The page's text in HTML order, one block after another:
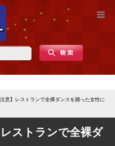
注意】レストランで全裸ダンスを踊った女性に
レストランで全裸ダ